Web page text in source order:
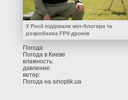
У Росії підірвали міл-блогера та
розробника FPV-дронів
Погода
Погода в Киеве
влажность:
давление:
ветер:
Погода на sinoptik.ua